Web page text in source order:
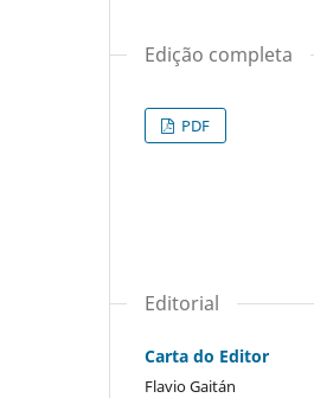
Edição completa
PDF
Editorial
Carta do Editor
Flavio Gaitán